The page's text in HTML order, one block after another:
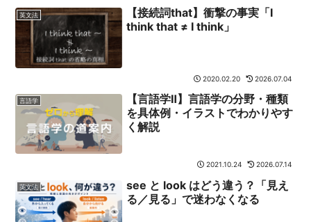
英文法
【接続詞that】衝撃の事実「I
think that ≠ I think」
2020.02.20 2026.07.04
言語学
【言語学Ⅱ】言語学の分野・種類
を具体例・イラストでわかりやす
く解説
2021.10.24 2026.07.14
英文法
see と look はどう違う？「見え
る／見る」で迷わなくなる